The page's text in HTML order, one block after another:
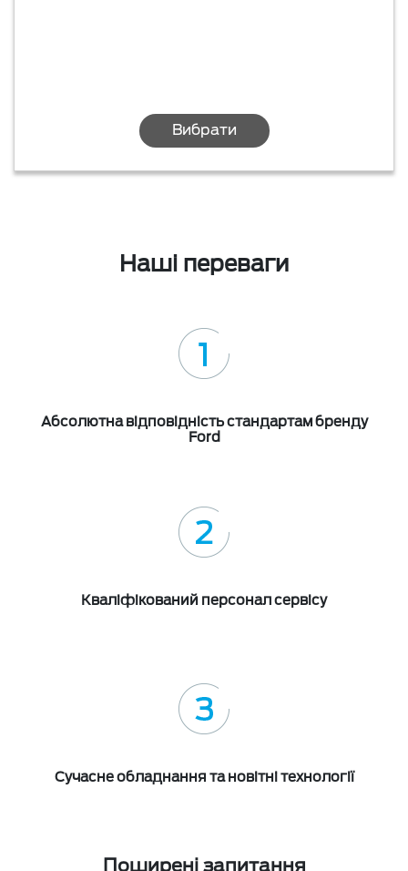
Вибрати
Наші переваги
Абсолютна відповідність стандартам бренду
Ford
Кваліфікований персонал сервісу
Сучасне обладнання та новітні технології
Поширені запитання